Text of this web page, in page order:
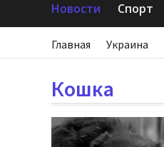
Новости Спорт
Главная Украина
Кошка